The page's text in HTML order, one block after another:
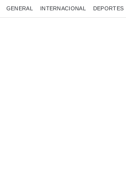
GENERAL INTERNACIONAL DEPORTES